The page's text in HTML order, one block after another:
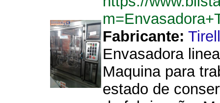
Fabricante:
Envasadora
Maquina para
estado de